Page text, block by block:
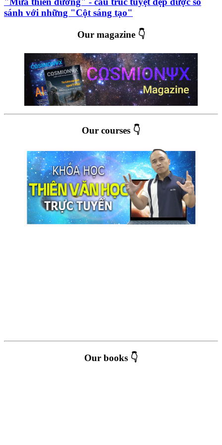
sánh với những "Cột sáng tạo"
Our magazine 👇
Our courses 👇
Our books 👇